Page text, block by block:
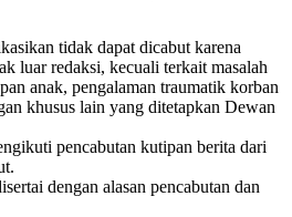
tidak dapat dicabut karena
luar redaksi, kecuali terkait masalah
anak, pengalaman traumatik korban
khusus lain yang ditetapkan Dewan
pencabutan kutipan berita dari
dengan alasan pencabutan dan